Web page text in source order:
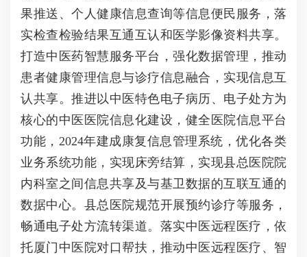
果推送、个人健康信息查询等信息便民服务，落
实检查检验结果互通互认和医学影像资料共享。
打造中医药智慧服务平台，强化数据管理，推动
患者健康管理信息与诊疗信息融合，实现信息互
认共享。推进以中医特色电子病历、电子处方为
核心的中医医院信息化建设，健全医院信息平台
功能，2024年建成康复信息管理系统，优化各类
业务系统功能，实现床旁结算，实现县总医院院
内科室之间信息共享及与基卫数据的互联互通的
数据中心。县总医院规范开展预约诊疗等服务，
畅通电子处方流转渠道。落实中医远程医疗，依
托厦门中医院对口帮扶，推动中医远程医疗、智